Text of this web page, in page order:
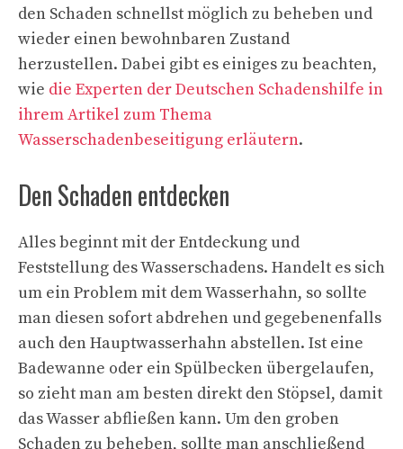
den Schaden schnellst möglich zu beheben und
wieder einen bewohnbaren Zustand
herzustellen. Dabei gibt es einiges zu beachten,
wie die Experten der Deutschen Schadenshilfe in
ihrem Artikel zum Thema
Wasserschadenbeseitigung erläutern.
Den Schaden entdecken
Alles beginnt mit der Entdeckung und
Feststellung des Wasserschadens. Handelt es sich
um ein Problem mit dem Wasserhahn, so sollte
man diesen sofort abdrehen und gegebenenfalls
auch den Hauptwasserhahn abstellen. Ist eine
Badewanne oder ein Spülbecken übergelaufen,
so zieht man am besten direkt den Stöpsel, damit
das Wasser abfließen kann. Um den groben
Schaden zu beheben, sollte man anschließend